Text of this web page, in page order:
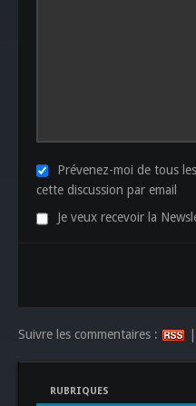
Prévenez-moi de tous
cette discussion par email
Je veux recevoir la
Suivre les commentaires : |
RUBRIQUES